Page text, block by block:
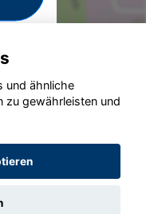
2020 - 2026
und ähnliche
zu gewährleisten und